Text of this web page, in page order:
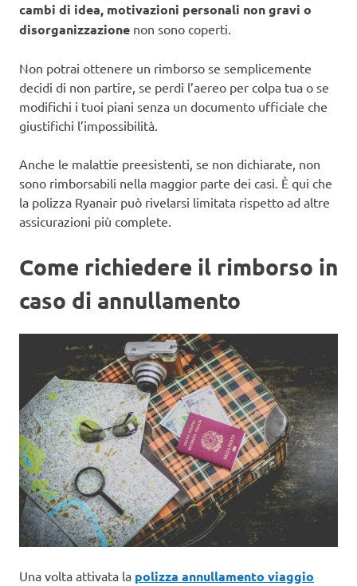
cambi di idea, motivazioni personali non gravi o
disorganizzazione non sono coperti.
Non potrai ottenere un rimborso se semplicemente
decidi di non partire, se perdi l’aereo per colpa tua o se
modifichi i tuoi piani senza un documento ufficiale che
giustifichi l’impossibilità.
Anche le malattie preesistenti, se non dichiarate, non
sono rimborsabili nella maggior parte dei casi. È qui che
la polizza Ryanair può rivelarsi limitata rispetto ad altre
assicurazioni più complete.
Come richiedere il rimborso in
caso di annullamento
Una volta attivata la polizza annullamento viaggio